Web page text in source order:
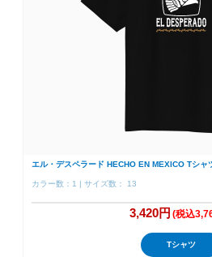
エル・デスペラード HECHO EN MEXICO Tシャ
カラー数：1 | サイズ数： 13
3,420円 (税込
Tシャツ